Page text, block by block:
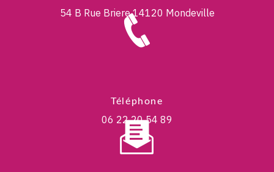
54 B Rue Briere 14120 Mondeville
Téléphone
06 22 20 54 89